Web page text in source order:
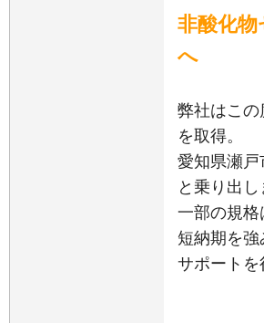
非酸化
へ
弊社はこ
を取得。
愛知県瀬
と乗り出し
一部の規
短納期を強
サポートを